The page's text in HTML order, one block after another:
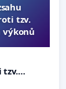
tzv.
výkonů
tzv.